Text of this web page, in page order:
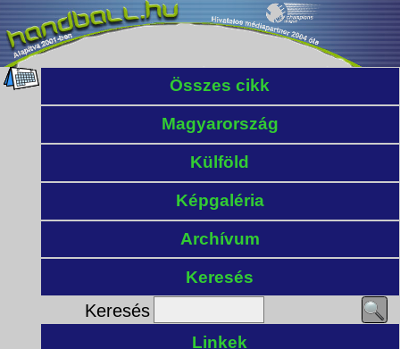
Összes cikk
Magyarország
Külföld
Képgaléria
Archívum
Keresés
Keresés
Linkek